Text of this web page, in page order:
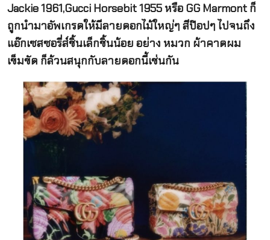
Jackie 1961,Gucci Horsebit 1955 หรือ GG Marmont ก็
ถูกนำมาอัพเกรดให้มีลายดอกไม้ใหญ่ๆ สีป๊อปๆ ไปจนถึง
แอ๊กเซสซอรี่ส์ชิ้นเล็กชิ้นน้อย อย่าง หมวก ผ้าคาดผม
เข็มขัด ก็ล้วนสนุกกับลายดอกนี้เช่นกัน